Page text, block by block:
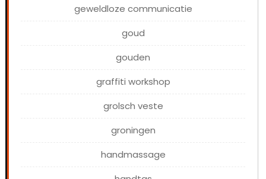
geweldloze communicatie
goud
gouden
graffiti workshop
grolsch veste
groningen
handmassage